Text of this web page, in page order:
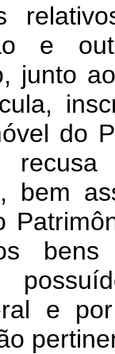
e
junto
do
bem
bens
e